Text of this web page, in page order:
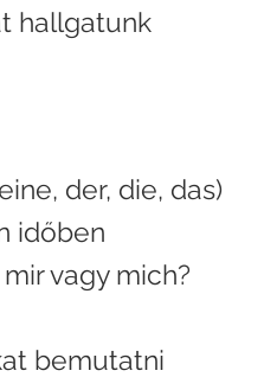
hallgatunk
der, die, das)
időben
vagy mich?
bemutatni